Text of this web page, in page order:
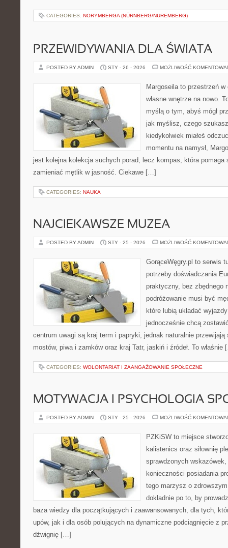
CATEGORIES: NORYMBERGA (NÜRNBERG/NUREMBERG)
PRZEWIDYWANIA DLA ŚWIATA
POSTED BY ADMIN STY - 26 - 2026 MOŻLIWOŚĆ
Margoseila to przestrzeń
własne wnętrze na nowo.
myślą o tym, abyś mógł
jak myślisz, czego
kiedykolwiek miałeś
momentu na namysł,
jest kolejna kolekcja suchych porad, lecz kompas, która
zamieniać mętlik w jasność. Ciekawe […]
CATEGORIES: NAUKA
NAJCIEKAWSZE MUZEA
POSTED BY ADMIN STY - 25 - 2026 MOŻLIWOŚĆ
GorąceWęgry.pl to serwis
potrzeby doświadczania
praktyczny, bez zbędnego
podróżowanie musi być
które lubią układać
jednocześnie chcą
centrum uwagi są kraj term i papryki, jednak naturalnie
mostów, piwa i zamków oraz kraj Tatr, jaskiń i źródeł. To właśnie
CATEGORIES: WOLONTARIAT I ZAANGAŻOWANIE SPOŁECZNE
MOTYWACJA I PSYCHOLOGIA
POSTED BY ADMIN STY - 25 - 2026 MOŻLIWOŚĆ
PZKiSW to miejsce
kalistenics oraz siłownię
sprawdzonych
konieczności posiadania
tego marzysz o
dokładnie po to, by
baza wiedzy dla początkujących i zaawansowanych, dla tych,
upów, jak i dla osób polujących na dynamiczne podciągnięcie z
dźwignię […]